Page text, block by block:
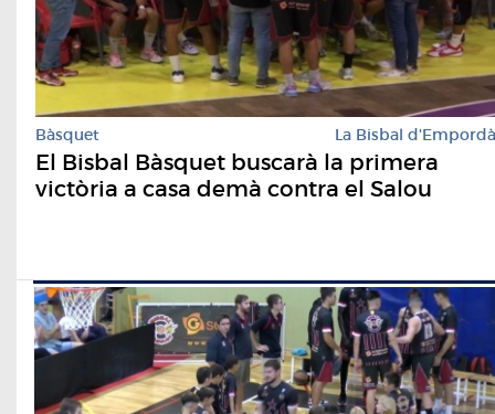
Bàsquet La Bisbal d'Empordà
El Bisbal Bàsquet buscarà la primera
victòria a casa demà contra el Salou